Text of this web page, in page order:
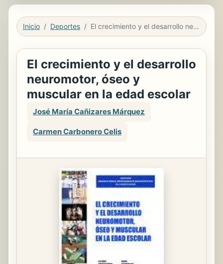
Inicio Deportes El crecimiento y el desarrollo neuromotor, óseo y muscular en la edad escolar
El crecimiento y el desarrollo
neuromotor, óseo y
muscular en la edad escolar
José María Cañizares Márquez
Carmen Carbonero Celis